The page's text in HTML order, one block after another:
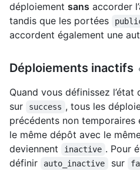
déploiement sans accorder
tandis que les portées
accordent également une
Déploiements inactifs
Quand vous définissez l’état
sur
success , tous les
précédents non
le même dépôt avec le
deviennent
inactive . Pour
définir
auto_inactive sur